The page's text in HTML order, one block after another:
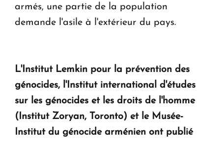
armés, une partie de la population
demande l'asile à l'extérieur du pays.
L'Institut Lemkin pour la prévention des
génocides, l'Institut international d'études
sur les génocides et les droits de l'homme
(Institut Zoryan, Toronto) et le Musée-
Institut du génocide arménien ont publié